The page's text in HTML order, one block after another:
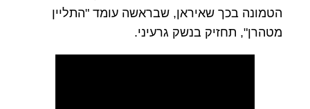
הטמונה בכך שאיראן, שבראשה עומד "התליין
מטהרן", תחזיק בנשק גרעיני.